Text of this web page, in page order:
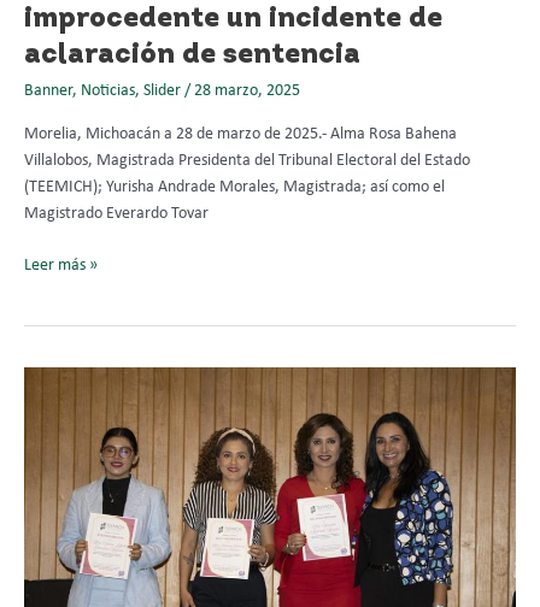
improcedente un incidente de
aclaración de sentencia
Banner, Noticias, Slider / 28 marzo, 2025
Morelia, Michoacán a 28 de marzo de 2025.- Alma Rosa Bahena
Villalobos, Magistrada Presidenta del Tribunal Electoral del Estado
(TEEMICH); Yurisha Andrade Morales, Magistrada; así como el
Magistrado Everardo Tovar
Leer más »
Andrade:
democracia”